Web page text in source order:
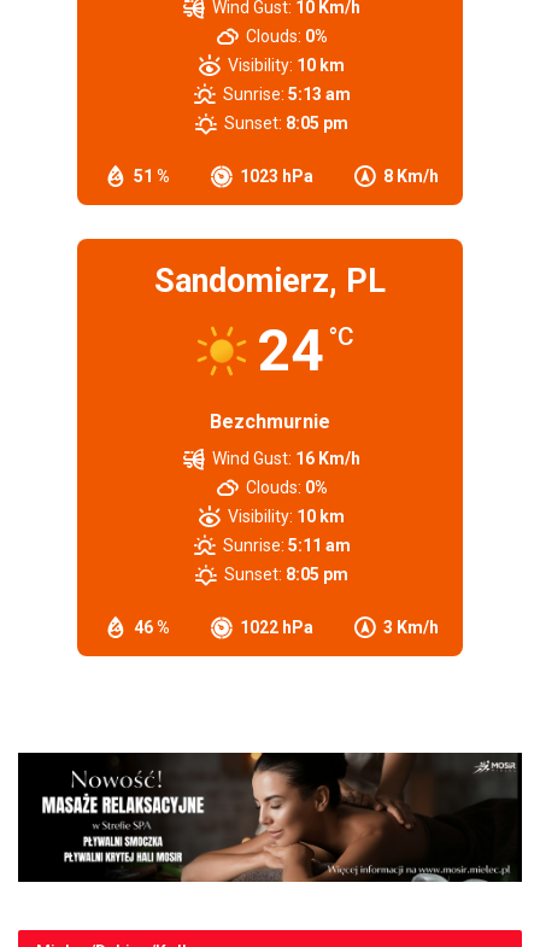
51 % 1023 hPa 8 Km/h
Wind Gust: 10 Km/h
Clouds: 0%
Visibility: 10 km
Sunrise: 5:13 am
Sunset: 8:05 pm
Sandomierz, PL
24 °C
Bezchmurnie
46 % 1022 hPa 3 Km/h
Wind Gust: 16 Km/h
Clouds: 0%
Visibility: 10 km
Sunrise: 5:11 am
Sunset: 8:05 pm